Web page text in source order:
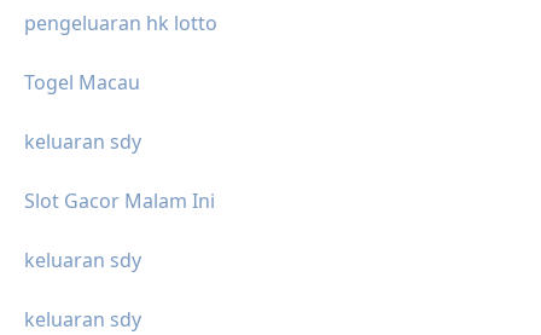
pengeluaran hk lotto
Togel Macau
keluaran sdy
Slot Gacor Malam Ini
keluaran sdy
keluaran sdy